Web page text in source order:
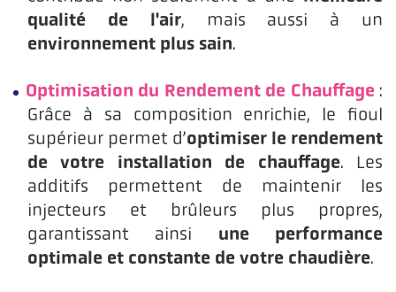
qualité de l'air, mais aussi à un
environnement plus sain.
Optimisation du Rendement de Chauffage :
Grâce à sa composition enrichie, le fioul
supérieur permet d’optimiser le rendement
de votre installation de chauffage. Les
additifs permettent de maintenir les
injecteurs et brûleurs plus propres,
garantissant ainsi une performance
optimale et constante de votre chaudière.